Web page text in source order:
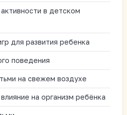
в детском
для развития ребенка
поведения
на свежем воздухе
на организм ребёнка